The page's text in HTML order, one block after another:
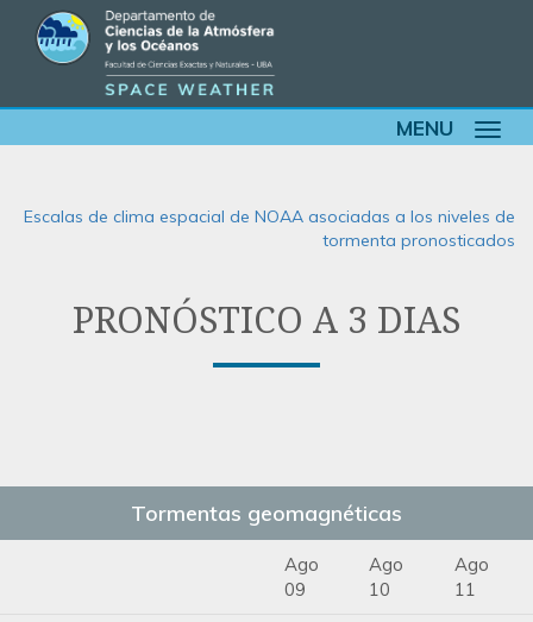
Toggle
MENU
Escalas de clima espacial de NOAA asociadas a los niveles de
tormenta pronosticados
PRONÓSTICO A 3 DIAS
Tormentas geomagnéticas
Ago
09
Ago
10
Ago
11